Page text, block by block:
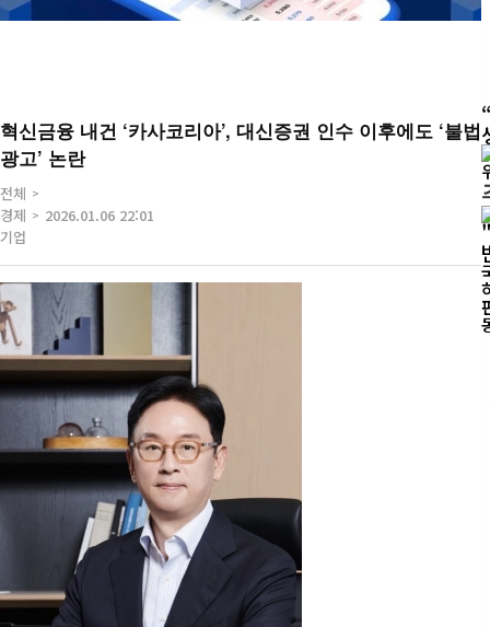
혁신금융 내건 ‘카사코리아’, 대신증권 인수 이후에도 ‘불법
광고’ 논란
전체
경제
기업
2026.01.06 22:01